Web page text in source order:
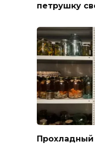
петрушку
Прохладный